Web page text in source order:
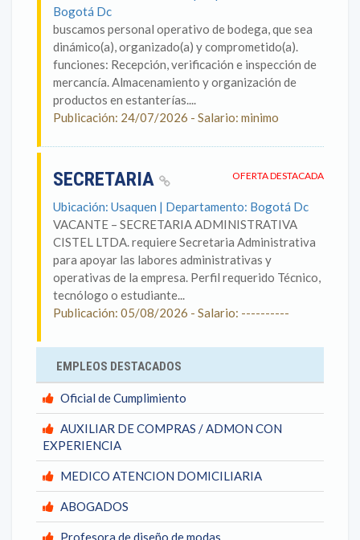
Bogotá Dc
buscamos personal operativo de bodega, que sea
dinámico(a), organizado(a) y comprometido(a).
funciones: Recepción, verificación e inspección de
mercancía. Almacenamiento y organización de
productos en estanterías....
Publicación: 24/07/2026 - Salario: minimo
OFERTA DESTACADA
SECRETARIA
Ubicación: Usaquen | Departamento: Bogotá Dc
VACANTE – SECRETARIA ADMINISTRATIVA
CISTEL LTDA. requiere Secretaria Administrativa
para apoyar las labores administrativas y
operativas de la empresa. Perfil requerido Técnico,
tecnólogo o estudiante...
Publicación: 05/08/2026 - Salario: ----------
EMPLEOS DESTACADOS
Oficial de Cumplimiento
AUXILIAR DE COMPRAS / ADMON CON
EXPERIENCIA
MEDICO ATENCION DOMICILIARIA
ABOGADOS
Profesora de diseño de modas